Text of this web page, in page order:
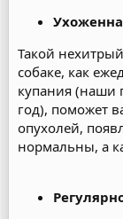
Такой
собаке, как
купания (наши
год), поможет
опухолей,
нормальны, а